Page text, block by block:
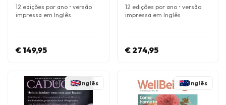
12 edições por ano • versão
impressa em Inglês
€ 149,95
12 edições por ano • versão
impressa em Inglês
€ 274,95
Inglês Inglês